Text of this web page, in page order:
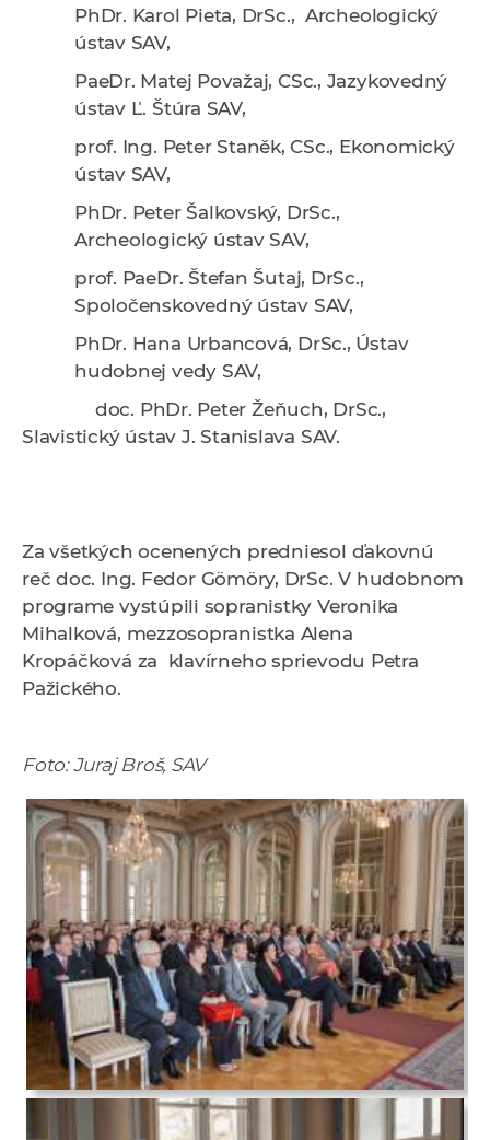
PhDr. Karol Pieta, DrSc., Archeologický
ústav SAV,
PaeDr. Matej Považaj, CSc., Jazykovedný
ústav Ľ. Štúra SAV,
prof. Ing. Peter Staněk, CSc., Ekonomický
ústav SAV,
PhDr. Peter Šalkovský, DrSc.,
Archeologický ústav SAV,
prof. PaeDr. Štefan Šutaj, DrSc.,
Spoločenskovedný ústav SAV,
PhDr. Hana Urbancová, DrSc., Ústav
hudobnej vedy SAV,
doc. PhDr. Peter Žeňuch, DrSc.,
Slavistický ústav J. Stanislava SAV.
Za všetkých ocenených predniesol ďakovnú
reč doc. Ing. Fedor Gömöry, DrSc.V hudobnom
programe vystúpili sopranistky Veronika
Mihalková, mezzosopranistka Alena
Kropáčková za klavírneho sprievodu Petra
Pažického.
Foto: Juraj Broš, SAV